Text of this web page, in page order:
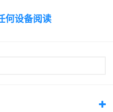
何设备阅读